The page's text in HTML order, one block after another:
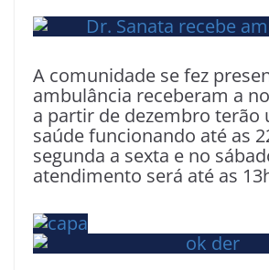
A comunidade se fez
ambulância receberam a
a partir de dezembro terão
saúde funcionando até as
segunda a sexta e no
atendimento será até as